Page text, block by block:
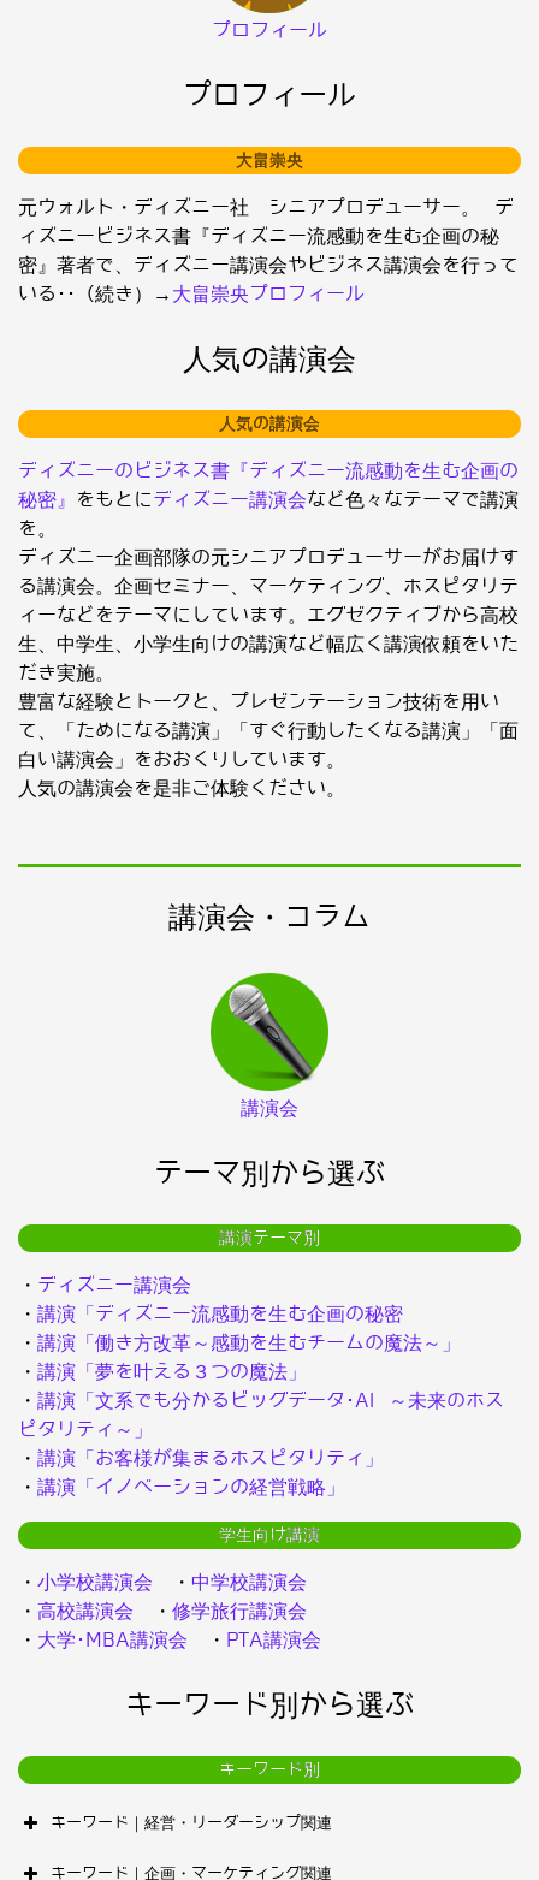
プロフィール
プロフィール
大畠崇央
元ウォルト・ディズニー社 シニアプロデューサー。 デ
ィズニービジネス書『ディズニー流感動を生む企画の秘
密』著者で、ディズニー講演会やビジネス講演会を行って
いる･･（続き）→ 大畠崇央プロフィール
人気の講演会
人気の講演会
ディズニーのビジネス書『ディズニー流感動を生む企画の
秘密』
をもとにディズニー講演会など色々なテーマで講演
を。
ディズニー企画部隊の元シニアプロデューサーがお届けす
る講演会。企画セミナー、マーケティング、ホスピタリテ
ィーなどをテーマにしています。エグゼクティブから高校
生、中学生、小学生向けの講演など幅広く講演依頼をいた
だき実施。
豊富な経験とトークと、プレゼンテーション技術を用い
て、「ためになる講演」「すぐ行動したくなる講演」「面
白い講演会」をおおくりしています。
人気の講演会を是非ご体験ください。
講演会・コラム
講演会
テーマ別から選ぶ
講演テーマ別
・ ディズニー講演会
・ 講演「ディズニー流感動を生む企画の秘密
・ 講演「働き方改革～感動を生むチームの魔法～」
・ 講演「夢を叶える３つの魔法」
・ 講演「文系でも分かるビッグデータ･AI ～未来のホス
ピタリティ～」
・ 講演「お客様が集まるホスピタリティ」
・ 講演「イノベーションの経営戦略」
学生向け講演
・ 小学校講演会 ・ 中学校講演会
・ 高校講演会 ・ 修学旅行講演会
・ 大学･MBA講演会 ・ PTA講演会
キーワード別から選ぶ
キーワード別
キーワード｜経営・リーダーシップ関連
キーワード｜企画・マーケティング関連